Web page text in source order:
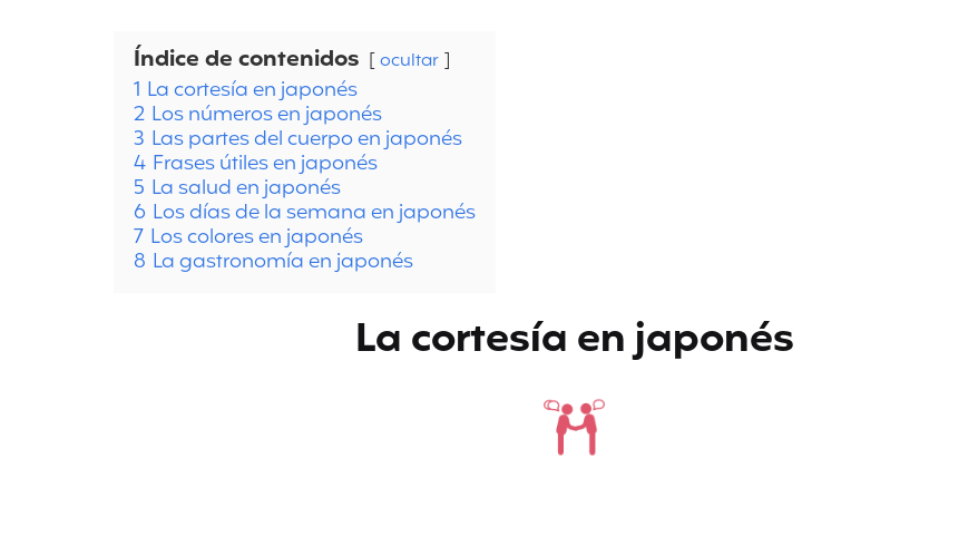
Índice de contenidos ocultar
1 La cortesía en japonés
2 Los números en japonés
3 Las partes del cuerpo en japonés
4 Frases útiles en japonés
5 La salud en japonés
6 Los días de la semana en japonés
7 Los colores en japonés
8 La gastronomía en japonés
La cortesía en japonés